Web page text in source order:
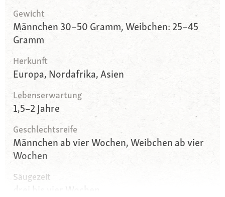
Gewicht
Männchen 30–50 Gramm, Weibchen: 25–45
Gramm
Herkunft
Europa, Nordafrika, Asien
Lebenserwartung
1,5–2 Jahre
Geschlechtsreife
Männchen ab vier Wochen, Weibchen ab vier
Wochen
Säugezeit
drei bis vier Wochen